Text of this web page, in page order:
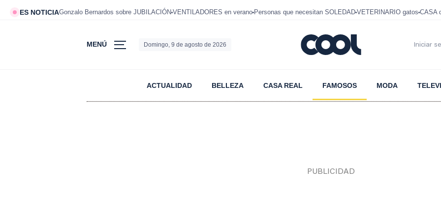
ES NOTICIAGonzalo Bernardos sobre JUBILACIÓN VENTILADORES en verano Personas que necesitan SOLEDAD VETERINARIO gatos CASA
MENÚ Domingo, 9 de agosto de 2026 Iniciar
ACTUALIDAD BELLEZA CASA REAL FAMOSOS MODA